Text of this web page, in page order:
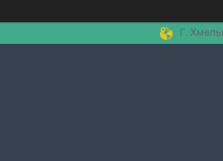
Г.